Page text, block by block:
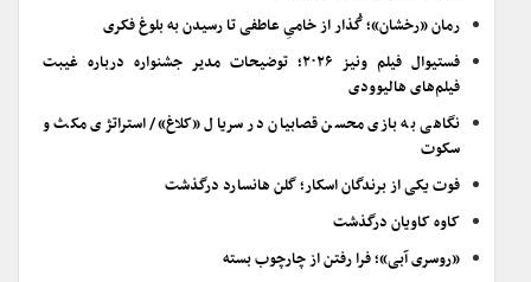
رمان «رخشان»؛ گُذار از خامیِ عاطفی تا رسیدن به بلوغ فکری
فستیوال فیلم ونیز ۲۰۲۶؛ توضیحات مدیر جشنواره درباره غیبت
فیلم‌های هالیوودی
نگاهی به بازی محسن قصابیان در سریال «کلاغ»/ استراتژی مکث و
سکوت
فوت یکی از برندگان اسکار؛ گلن هانسارد درگذشت
کاوه کاویان درگذشت
«روسری آبی»؛ فرا رفتن از چارچوب بسته